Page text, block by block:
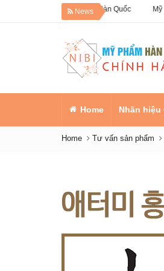
News
Dưỡng da Hàn Quốc Mỹ phẩm OHUI
Home Nhãn hiệu
Home Tư vấn sản phẩm